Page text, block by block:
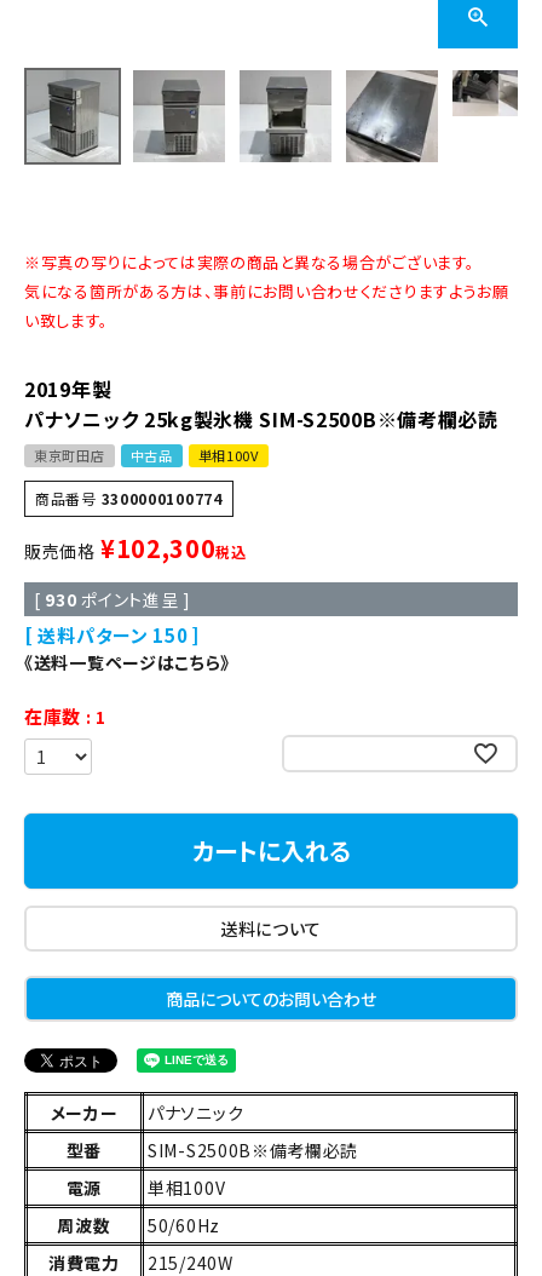
※写真の写りによっては実際の商品と異なる場合がございます。
気になる箇所がある方は、事前にお問い合わせくださりますようお願
い致します。
2019年製
パナソニック 25kg製氷機 SIM-S2500B※備考欄必読
東京町田店 中古品 単相100V
商品番号 3300000100774
販売価格 ¥102,300税込
[ 930 ポイント進呈 ]
送料パターン 150
《送料一覧ページはこちら》
在庫数
1
カートに入れる
送料について
商品についてのお問い合わせ
メーカー
パナソニック
型番
SIM-S2500B※備考欄必読
電源
単相100V
周波数
50/60Hz
消費電力
215/240W